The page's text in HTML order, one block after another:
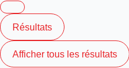
Résultats
Afficher tous les résultats